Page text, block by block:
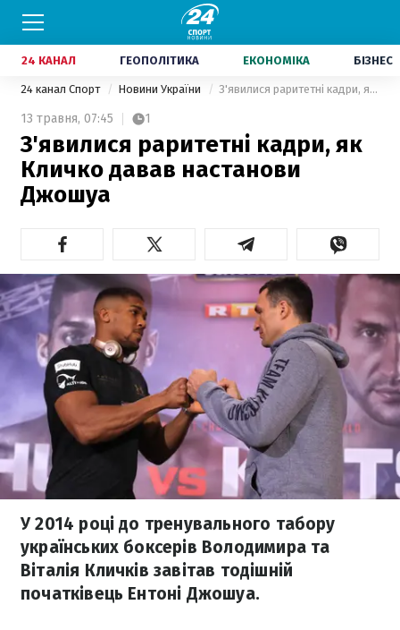
24 КАНАЛ ГЕОПОЛІТИКА ЕКОНОМІКА БІЗНЕС
24 канал Спорт Новини України З'явилися раритетні кадри, як Кличко давав настанови Джошуа
13 травня, 07:45 1
З'явилися раритетні кадри, як
Кличко давав настанови
Джошуа
У 2014 році до тренувального табору
українських боксерів Володимира та
Віталія Кличків завітав тодішній
початківець Ентоні Джошуа.